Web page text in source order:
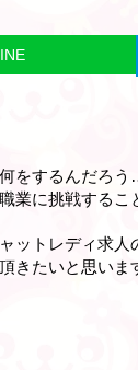
をするんだろ
に挑戦するこ
ットレディ求人
きたいと思い